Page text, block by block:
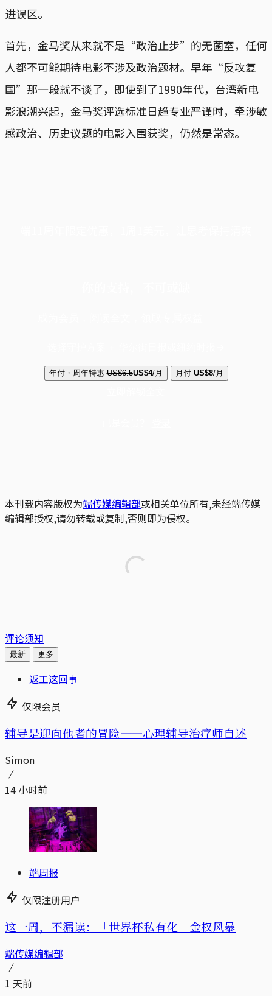
进误区。
首先，金马奖从来就不是“政治止步”的无菌室，任何
人都不可能期待电影不涉及政治题材。早年“反攻复
国”那一段就不谈了，即使到了1990年代，台湾新电
影浪潮兴起，金马奖评选标准日趋专业严谨时，牵涉敏
感政治、历史议题的电影入围获奖，仍然是常态。
年付・周年特惠 US$6.5US$4/月 月付 US$8/月
本刊载内容版权为端传媒编辑部或相关单位所有,未经端传媒
编辑部授权,请勿转载或复制,否则即为侵权。
评论须知
最新 更多
返工这回事
仅限会员
辅导是迎向他者的冒险——心理辅导治疗师自述
Simon
14 小时前
端周报
仅限注册用户
这一周，不漏读：「世界杯私有化」金权风暴
端传媒编辑部
1 天前